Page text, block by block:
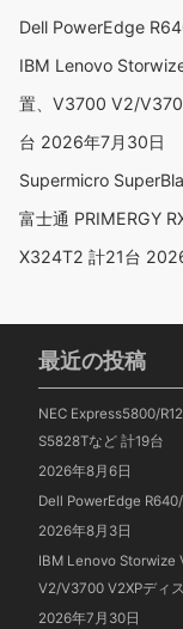
Dell PowerEdge
IBM Lenovo
置、V3700 V2/
台 2026年7月30日
Supermicro
富士通 PRIMERGY
X324T2 計21台
最近の投稿
NEC Express5800/
S5828Tなど 計19台
2026年8月6日
Dell PowerEdge
2026年8月3日
IBM Lenovo Storwize
V2/V3700 V2XPディ
2026年7月30日